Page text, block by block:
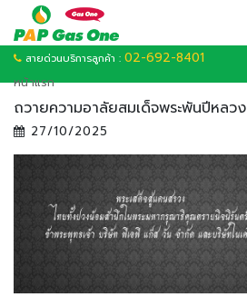
สายด่วนบริการลูกค้า : 02-692-8401
หน้าแรก
ถวายความอาลัยสมเด็จพระพันปีหลวง
27/10/2025